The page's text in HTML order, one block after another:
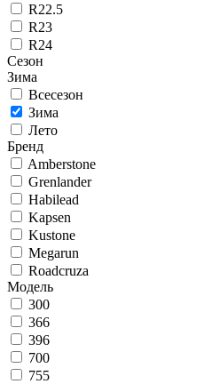
R22.5
R23
R24
Сезон
Зима
Всесезон
Зима
Лето
Бренд
Amberstone
Grenlander
Habilead
Kapsen
Kustone
Megarun
Roadcruza
Модель
300
366
396
700
755